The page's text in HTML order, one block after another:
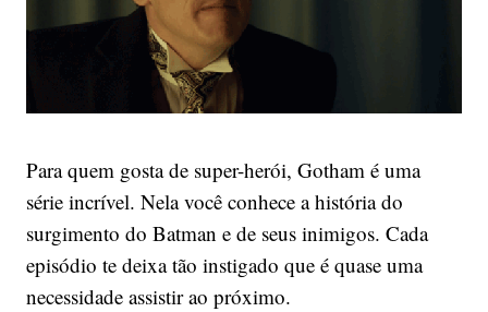
Para quem gosta de super-herói, Gotham é uma
série incrível. Nela você conhece a história do
surgimento do Batman e de seus inimigos. Cada
episódio te deixa tão instigado que é quase uma
necessidade assistir ao próximo.